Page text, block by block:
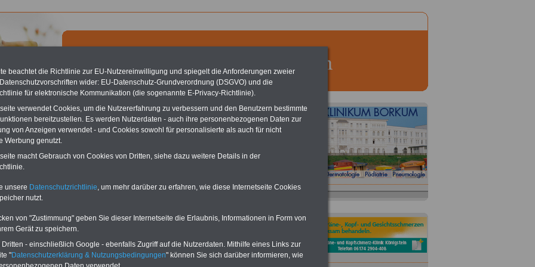
Reha - Recherchieren Sie mit dem "führenden" Klinikverzeichnis
führende Klinikverzeichnis rund um die Beihilfe" gibt ihnen Orientierung
nach der geeigneten Klinik für Ihre nächsten Reha. Sie können auch
von A bis Zsuchen. Beamtinnen und Beamte finden zudem
Angebote nach Gesundheitswochen..
Die Beihilfe - Vorteilsangebote für den öffentlichen Dienst
Angeboten von Selbsthilfeeinrichtungen für den öffentlichen Dienst
Kredite, Baufinanzierung, Sparen, Vorsorgen, Versichern):
- Beste Konditionen sichern
beachtet die Richtlinie zur EU-Nutzereinwilligung und spiegelt die Anforderungen zweier
wider: EU-Datenschutz-Grundverordnung (DSGVO) und die
für elektronische Kommunikation (die sogenannte E-Privacy-Richtlinie).
verwendet Cookies, um die Nutzererfahrung zu verbessern und den Benutzern bestimmte
bereitzustellen. Es werden Nutzerdaten - auch ihre personenbezogenen Daten zur
von Anzeigen verwendet - und Cookies sowohl für personalisierte als auch für nicht
Werbung genutzt.
macht Gebrauch von Cookies von Dritten, siehe dazu weitere Details in der
unsere Datenschutzrichtlinie, um mehr darüber zu erfahren, wie diese Internetseite Cookies
nutzt.
von "Zustimmung" geben Sie dieser Internetseite die Erlaubnis, Informationen in Form von
Gerät zu speichern.
- einschließlich Google - ebenfalls Zugriff auf die Nutzerdaten. Mithilfe eines Links zur
"Datenschutzerklärung & Nutzungsbedingungen" können Sie sich darüber informieren, wie